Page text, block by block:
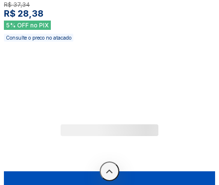
R$ 37,34
R$ 28,38
5% OFF no PIX
Consulte o preco no atacado